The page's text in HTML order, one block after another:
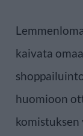
kaivata
huomioon
komistuksen